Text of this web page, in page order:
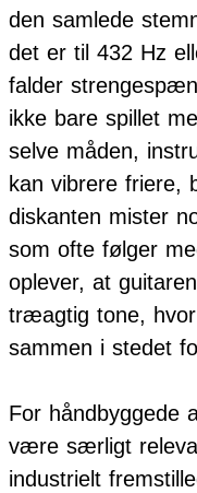
den samlede
det er til 432 Hz
falder
ikke bare spillet
selve måden,
kan vibrere friere,
diskanten mister
som ofte følger
oplever, at
træagtig tone,
sammen i stedet
For håndbyggede
være særligt
industrielt